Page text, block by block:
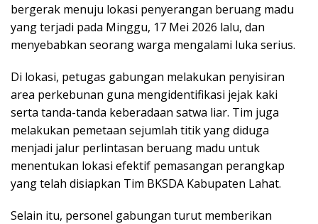
bergerak menuju lokasi penyerangan beruang madu
yang terjadi pada Minggu, 17 Mei 2026 lalu, dan
menyebabkan seorang warga mengalami luka serius.
Di lokasi, petugas gabungan melakukan penyisiran
area perkebunan guna mengidentifikasi jejak kaki
serta tanda-tanda keberadaan satwa liar. Tim juga
melakukan pemetaan sejumlah titik yang diduga
menjadi jalur perlintasan beruang madu untuk
menentukan lokasi efektif pemasangan perangkap
yang telah disiapkan Tim BKSDA Kabupaten Lahat.
Selain itu, personel gabungan turut memberikan